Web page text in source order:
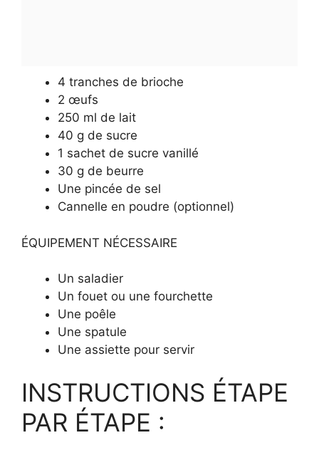
4 tranches de brioche
2 œufs
250 ml de lait
40 g de sucre
1 sachet de sucre vanillé
30 g de beurre
Une pincée de sel
Cannelle en poudre (optionnel)
ÉQUIPEMENT NÉCESSAIRE
Un saladier
Un fouet ou une fourchette
Une poêle
Une spatule
Une assiette pour servir
INSTRUCTIONS ÉTAPE
PAR ÉTAPE :